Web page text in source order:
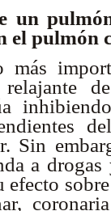
el pulmón
más
Sin
a
efecto